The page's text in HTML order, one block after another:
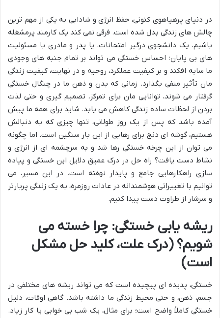
در دنیای پرهیاهوی کنونی، حفظ انرژی و شادابی به یکی از مهم ترین
چالش های زندگی بدل شده است. فرقی نمی کند یک کارمند پرمشغله
باشیم، یک دانشجوی درگیر امتحانات، یا پدر و مادری با مسئولیت
های بی پایان؛ احساس خستگی می تواند بر تمام جنبه های وجودی
ما سایه افکند و بر کیفیت عملکرد، روحیه و در نهایت، کیفیت زندگی
مان تأثیر منفی بگذارد. زمانی که بدن و ذهن ما در چنگال خستگی
گرفتار می شوند، توانایی مان برای تمرکز، تصمیم گیری و حتی لذت
بردن از لحظات ساده زندگی کاهش می یابد. شاید برای همه ما پیش
آمده باشد که پس از یک روز طولانی، تنها چیزی که به دنبالش
هستیم، گوشه ای دنج برای رهایی از این بار سنگین است. اما چگونه
می توان از این چرخه خستگی رها شد و به سرچشمه ای از انرژی و
نشاط دست یافت؟ راه حل در درک عمیق دلایل این خستگی و پیاده
سازی راهکارهایی جامع و پایدار نهفته است. در این مسیر، می
توانیم با تغییراتی هوشمندانه در عادات روزمره، به یک زندگی پربارتر
و سرشار از طراوت دست پیدا کنیم.
ریشه یابی خستگی: چرا خسته می
شویم؟ (درک علت، کلید حل مشکل
است)
خستگی، پدیده ای پیچیده است که می تواند ریشه های مختلفی در
جسم، ذهن، و حتی محیط زندگی ما داشته باشد. گاهی اوقات، دلیل
خستگی کاملاً واضح است؛ برای مثال، یک شب بی خوابی یا کار زیاد.